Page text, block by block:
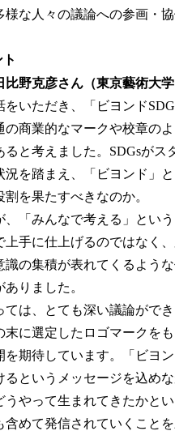
様な人々の議論への参画・
野克彦さん（東京藝術大学
をいただき、「ビヨンド
の商業的なマークや校章の
ると考えました。SDGsがス
況を踏まえ、「ビヨンド」
を果たすべきなのか。
、「みんなで考える」とい
上手に仕上げるのではなく
識の集積が表れてくるよう
りました。
ては、とても深い議論がで
末に選定したロゴマークを
期待しています。「ビヨン
るというメッセージを込めな
うやって生まれてきたかと
含めて発信されていくこと